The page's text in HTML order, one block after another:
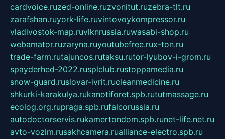
cardvoice.ruzed-online.ruzvonitut.ruzebra-tlt.ru
zarafshan.ruyork-life.ruvintovoykompressor.ru
vladivostok-map.ruvlknrussia.ruwasabi-shop.ru
webamator.ruzaryna.ruyoutubefree.rux-ton.ru
trade-farm.rutajuncos.rutaksu.rutor-lyubov-i-grom.ru
spayderhed-2022.rusplclub.rustoppamedia.ru
snow-guard.ruslovar-ivrit.rucleanmedicine.ru
shkurki-karakulya.rukanotiforet.spb.rututmassage.ru
ecolog.org.rupraga.spb.rufalcorussia.ru
autodoctorservis.rukamertondom.spb.runet-life.net.ru
avto-vozim.rusakhcamera.rualliance-electro.spb.ru